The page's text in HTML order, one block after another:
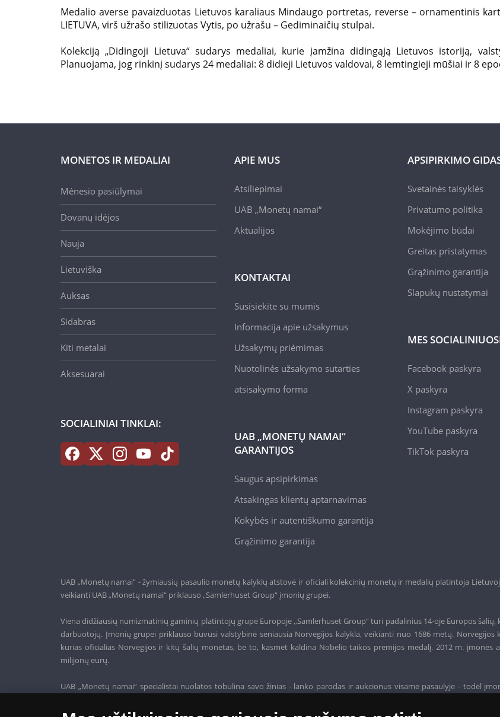
Medalio averse pavaizduotas Lietuvos karaliaus Mindaugo portretas, reverse – ornamentinis
LIETUVA, virš užrašo stilizuotas Vytis, po užrašu – Gediminaičių stulpai.
Kolekciją „Didingoji Lietuva“ sudarys medaliai, kurie įamžina didingąją Lietuvos istoriją,
Planuojama, jog rinkinį sudarys 24 medaliai: 8 didieji Lietuvos valdovai, 8 lemtingieji mūšiai ir 8
MONETOS IR MEDALIAI
Mėnesio pasiūlymai
Dovanų idėjos
Nauja
Lietuviška
Auksas
Sidabras
Kiti metalai
Aksesuarai
SOCIALINIAI TINKLAI:
APIE MUS
Atsiliepimai
UAB „Monetų namai“
Aktualijos
KONTAKTAI
Susisiekite su mumis
Informacija apie užsakymus
Užsakymų priėmimas
Nuotolinės užsakymo sutarties
atsisakymo forma
UAB „MONETŲ NAMAI“
GARANTIJOS
Saugus apsipirkimas
Atsakingas klientų aptarnavimas
Kokybės ir autentiškumo garantija
Grąžinimo garantija
APSIPIRKIMO
Svetainės taisyklės
Privatumo politika
Mokėjimo būdai
Greitas pristatymas
Grąžinimo garantija
Slapukų nustatymai
MES
Facebook paskyra
X paskyra
Instagram paskyra
YouTube paskyra
TikTok paskyra
UAB „Monetų namai“ - žymiausių pasaulio monetų kalyklų atstovė ir oficiali kolekcinių monetų ir medalių platintoja
veikianti UAB „Monetų namai“ priklauso „Samlerhuset Group“ įmonių grupei.
Viena didžiausių numizmatinių gaminių platintojų grupė Europoje ,,Samlerhuset Group“ turi padalinius 14-oje Europos šalių,
darbuotojų. Įmonių grupei priklauso buvusi valstybinė seniausia Norvegijos kalykla, veikianti nuo 1686 metų. Norvegijos
kurias oficialias Norvegijos ir kitų šalių monetas, be to, kasmet kaldina Nobelio taikos premijos medalį. 2012 m. įmonės
milijonų eurų.
UAB „Monetų namai“ specialistai nuolatos tobulina savo žinias - lanko parodas ir aukcionus visame pasaulyje - todėl